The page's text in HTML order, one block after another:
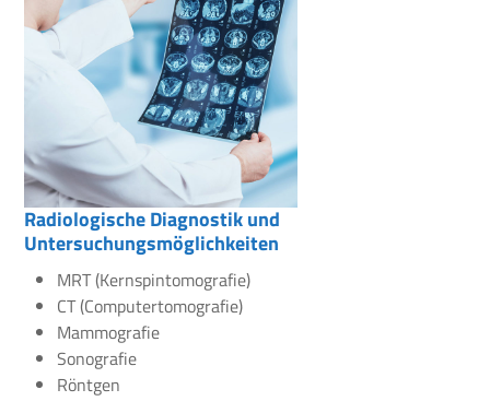
Radiologische Diagnostik und
Untersuchungsmöglichkeiten
MRT (Kernspintomografie)
CT (Computertomografie)
Mammografie
Sonografie
Röntgen